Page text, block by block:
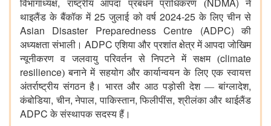
विभागाध्यक्ष,राष्ट्रीय आपदा प्रबंधन प्राधिकरण (NDMA)ने
थाइलैंड के बैंकॉक में25 जुलाई को वर्ष 2024-25के लिए चीन से
Asian Disaster Preparedness Centre (ADPC)की
अध्यक्षता संभाली।ADPCएशिया और प्रशांत क्षेत्र में आपदा जोखिम
न्यूनीकरण व जलवायु परिवर्तन से निपटने में सक्षम (climate
resilience) बनाने में सहयोग और कार्यान्वयन के लिए एक स्वायत्त
अंतर्राष्ट्रीय संगठन है। भारत और आठ पड़ोसी देश — बांग्लादेश,
कंबोडिया,चीन,नेपाल,पाकिस्तान,फिलीपींस,श्रीलंका और थाईलैंड
ADPCके संस्थापक सदस्य हैं।